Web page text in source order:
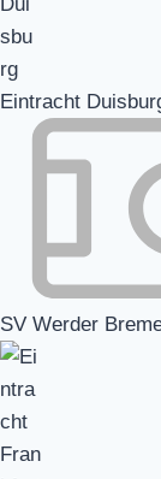
Eintracht
SV Werder